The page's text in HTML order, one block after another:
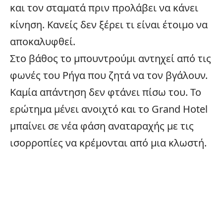
και τον σταματά πριν προλάβει να κάνει
κίνηση. Κανείς δεν ξέρει τι είναι έτοιμο να
αποκαλυφθεί.
Στο βάθος το μπουντρούμι αντηχεί από τις
φωνές του Ρήγα που ζητά να τον βγάλουν.
Καμία απάντηση δεν φτάνει πίσω του. Το
ερώτημα μένει ανοιχτό και το Grand Hotel
μπαίνει σε νέα φάση αναταραχής με τις
ισορροπίες να κρέμονται από μια κλωστή.